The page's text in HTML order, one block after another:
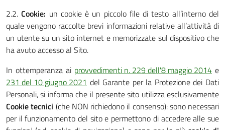
2.2.Cookie: un cookie è un piccolo file di testo all’interno del
quale vengono raccolte brevi informazioni relative all’attività di
un utente su un sito internet e memorizzate sul dispositivo che
ha avuto accesso al Sito.
In ottemperanza ai provvedimenti n. 229 dell'8 maggio 2014 e
231 del 10 giugno 2021 del Garante per la Protezione dei Dati
Personali, si informa che il presente sito utilizza esclusivamente
Cookie tecnici (che NON richiedono il consenso): sono necessari
per il funzionamento del sito e permettono di accedere alle sue